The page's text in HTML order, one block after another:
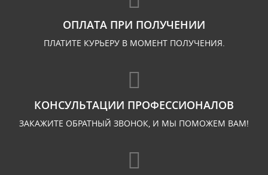
ОПЛАТА ПРИ ПОЛУЧЕНИИ
ПЛАТИТЕ КУРЬЕРУ В МОМЕНТ ПОЛУЧЕНИЯ.
КОНСУЛЬТАЦИИ ПРОФЕССИОНАЛОВ
ЗАКАЖИТЕ ОБРАТНЫЙ ЗВОНОК, И МЫ ПОМОЖЕМ ВАМ!